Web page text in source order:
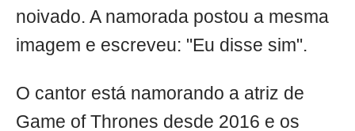
noivado. A namorada postou a mesma
imagem e escreveu: "Eu disse sim".
O cantor está namorando a atriz de
Game of Thrones desde 2016 e os